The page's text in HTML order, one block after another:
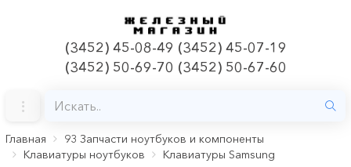
(3452) 45-08-49 (3452) 45-07-19
(3452) 50-69-70 (3452) 50-67-60
Главная
93 Запчасти ноутбуков и компоненты
Клавиатуры ноутбуков
Клавиатуры Samsung